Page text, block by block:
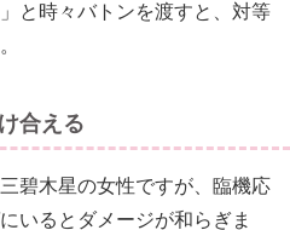
と時々バトンを渡すと、対等
合える
碧木星の女性ですが、臨機応
いるとダメージが和らぎま